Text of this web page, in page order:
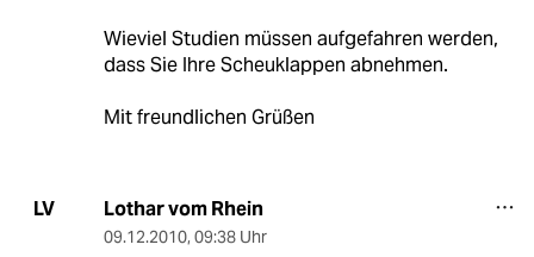
Wieviel Studien müssen aufgefahren werden,
dass Sie Ihre Scheuklappen abnehmen.
Mit freundlichen Grüßen
LV Lothar vom Rhein
09.12.2010, 09:38 Uhr